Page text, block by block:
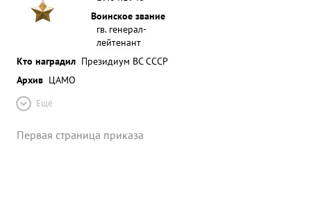
Воинское звание
гв. генерал-
лейтенант
Кто наградил Президиум ВС СССР
Архив ЦАМО
Ещё
Первая страница приказа